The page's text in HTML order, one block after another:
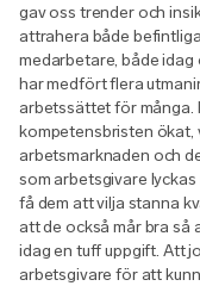
gav oss trender och
attrahera både
medarbetare, både
har medfört flera
arbetssättet för många.
kompetensbristen ökat,
arbetsmarknaden och
som arbetsgivare
få dem att vilja stanna
att de också mår bra så
idag en tuff uppgift. Att
arbetsgivare för att